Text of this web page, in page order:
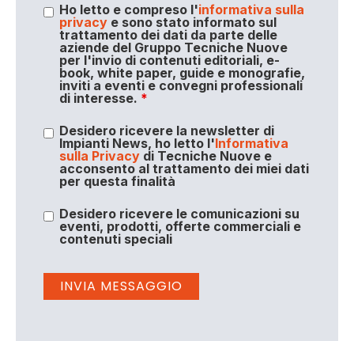
Ho letto e compreso l'informativa sulla
privacye sono stato informato sul
trattamento dei dati da parte delle
aziende del Gruppo Tecniche Nuove
per l'invio di contenuti editoriali, e-
book, white paper, guide e monografie,
inviti a eventi e convegni professionali
di interesse. *
Desidero ricevere la newsletter di
Impianti News, ho letto l'Informativa
sulla Privacydi Tecniche Nuove e
acconsento al trattamento dei miei dati
per questa finalità
Desidero ricevere le comunicazioni su
eventi, prodotti, offerte commerciali e
contenuti speciali